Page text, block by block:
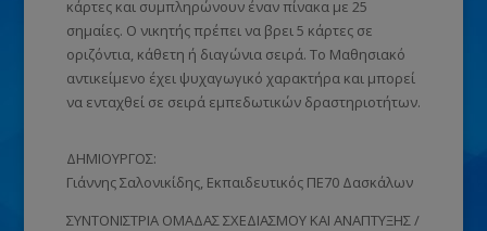
κάρτες και συμπληρώνουν έναν πίνακα με 25
σημαίες. Ο νικητής πρέπει να βρει 5 κάρτες σε
οριζόντια, κάθετη ή διαγώνια σειρά. Το Μαθησιακό
αντικείμενο έχει ψυχαγωγικό χαρακτήρα και μπορεί
να ενταχθεί σε σειρά εμπεδωτικών δραστηριοτήτων.
ΔΗΜΙΟΥΡΓΟΣ:
Γιάννης Σαλονικίδης, Εκπαιδευτικός ΠΕ70 Δασκάλων
ΣΥΝΤΟΝΙΣΤΡΙΑ ΟΜΑΔΑΣ ΣΧΕΔΙΑΣΜΟΥ ΚΑΙ ΑΝΑΠΤΥΞΗΣ /